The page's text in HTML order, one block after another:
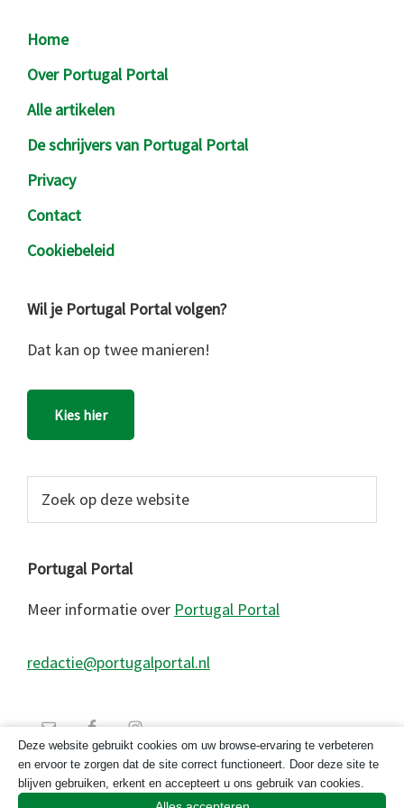
Footer
Home
Over Portugal Portal
Alle artikelen
De schrijvers van Portugal Portal
Privacy
Contact
Cookiebeleid
Wil je Portugal Portal volgen?
Dat kan op twee manieren!
Kies hier
website
Portugal Portal
Meer informatie over Portugal Portal
redactie@portugalportal.nl
Deze website gebruikt cookies om uw browse-ervaring te verbeteren
en ervoor te zorgen dat de site correct functioneert. Door deze site te
blijven gebruiken, erkent en accepteert u ons gebruik van cookies.